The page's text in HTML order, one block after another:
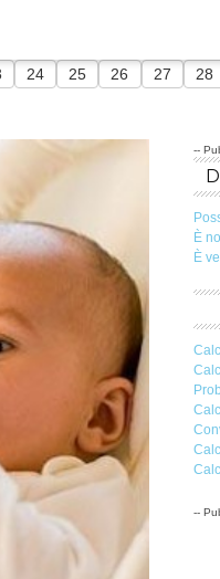
24 25 26 27 28
--
È
È
--